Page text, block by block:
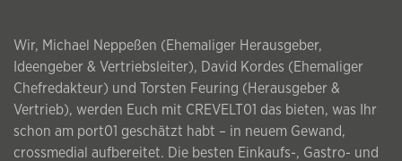
Wir, Michael Neppeßen (Ehemaliger Herausgeber,
Ideengeber & Vertriebsleiter), David Kordes (Ehemaliger
Chefredakteur) und Torsten Feuring (Herausgeber &
Vertrieb), werden Euch mit CREVELT01 das bieten, was Ihr
schon am port01 geschätzt habt – in neuem Gewand,
crossmedial aufbereitet. Die besten Einkaufs-, Gastro- und